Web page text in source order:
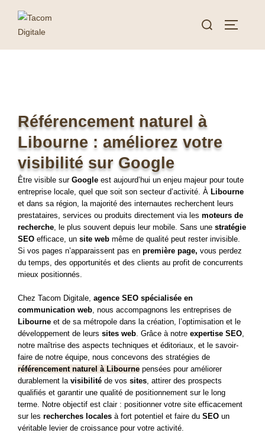
Référencement naturel à
Libourne : améliorez votre
visibilité sur Google
Être visible sur Google est aujourd’hui un enjeu majeur pour toute
entreprise locale, quel que soit son secteur d’activité. À Libourne
et dans sa région, la majorité des internautes recherchent leurs
prestataires, services ou produits directement via les moteurs de
recherche, le plus souvent depuis leur mobile. Sans une stratégie
SEO efficace, un site web même de qualité peut rester invisible.
Si vos pages n’apparaissent pas en première page, vous perdez
du temps, des opportunités et des clients au profit de concurrents
mieux positionnés.
Chez Tacom Digitale, agence SEO spécialisée en
communication web, nous accompagnons les entreprises de
Libourne et de sa métropole dans la création, l’optimisation et le
développement de leurs sites web. Grâce à notre expertise SEO,
notre maîtrise des aspects techniques et éditoriaux, et le savoir-
faire de notre équipe, nous concevons des stratégies de
référencement naturel à Libourne pensées pour améliorer
durablement la visibilité de vos sites, attirer des prospects
qualifiés et garantir une qualité de positionnement sur le long
terme. Notre objectif est clair : positionner votre site efficacement
sur les recherches locales à fort potentiel et faire du SEO un
véritable levier de croissance pour votre activité.